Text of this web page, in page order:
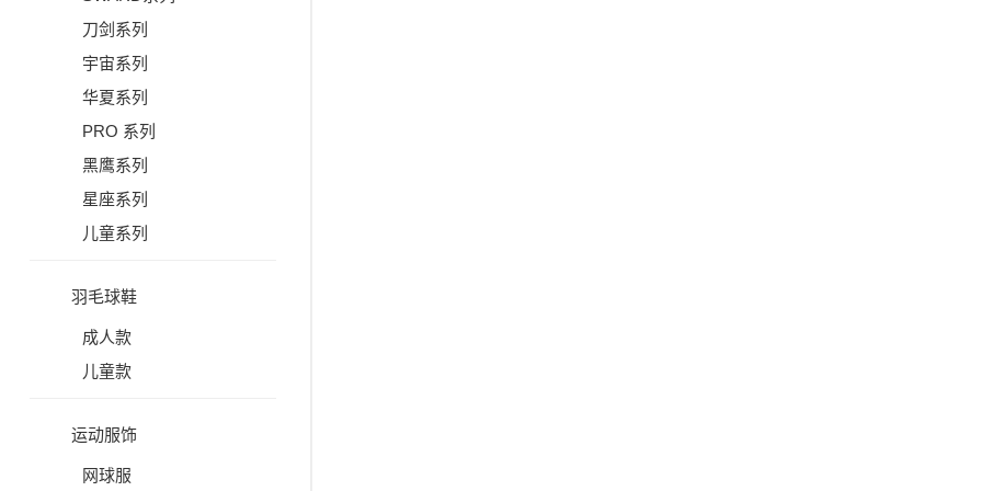
刀剑系列
宇宙系列
华夏系列
PRO 系列
黑鹰系列
星座系列
儿童系列
羽毛球鞋
成人款
儿童款
运动服饰
网球服